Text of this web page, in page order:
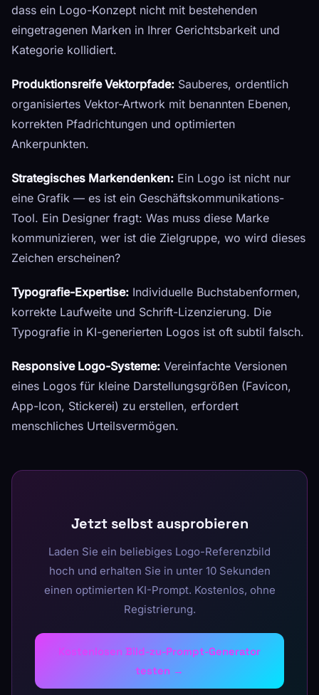
dass ein Logo-Konzept nicht mit bestehenden
eingetragenen Marken in Ihrer Gerichtsbarkeit und
Kategorie kollidiert.
Produktionsreife Vektorpfade: Sauberes, ordentlich
organisiertes Vektor-Artwork mit benannten Ebenen,
korrekten Pfadrichtungen und optimierten
Ankerpunkten.
Strategisches Markendenken: Ein Logo ist nicht nur
eine Grafik — es ist ein Geschäftskommunikations-
Tool. Ein Designer fragt: Was muss diese Marke
kommunizieren, wer ist die Zielgruppe, wo wird dieses
Zeichen erscheinen?
Typografie-Expertise: Individuelle Buchstabenformen,
korrekte Laufweite und Schrift-Lizenzierung. Die
Typografie in KI-generierten Logos ist oft subtil falsch.
Responsive Logo-Systeme: Vereinfachte Versionen
eines Logos für kleine Darstellungsgrößen (Favicon,
App-Icon, Stickerei) zu erstellen, erfordert
menschliches Urteilsvermögen.
Jetzt selbst ausprobieren
Laden Sie ein beliebiges Logo-Referenzbild
hoch und erhalten Sie in unter 10 Sekunden
einen optimierten KI-Prompt. Kostenlos, ohne
Registrierung.
Kostenlosen Bild-zu-Prompt-Generator
testen →